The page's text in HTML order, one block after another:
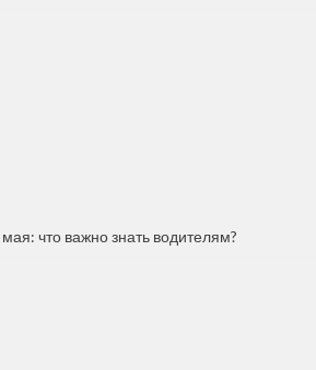
что важно знать водителям?